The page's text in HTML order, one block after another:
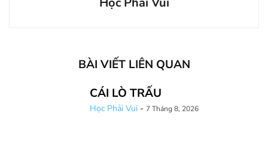
BÀI VIẾT LIÊN QUAN
CÁI LÒ TRẤU
Học Phải Vui - 7 Tháng 8, 2026